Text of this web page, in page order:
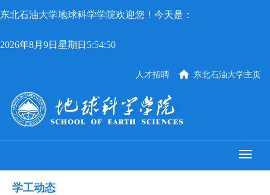
东北石油大学地球科学学院欢迎您！今天是：
2026年8月9日星期日5:54:50
东北石油大学主页
人才招聘
学工动态